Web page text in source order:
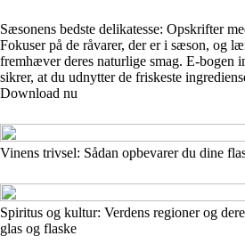
Sæsonens bedste delikatesse: Opskrifter
Fokuser på de råvarer, der er i sæson, og
fremhæver deres naturlige smag. E-bogen
sikrer, at du udnytter de friskeste
Download nu
Vinens trivsel: Sådan opbevarer du dine
Spiritus og kultur: Verdens regioner og
glas og flaske